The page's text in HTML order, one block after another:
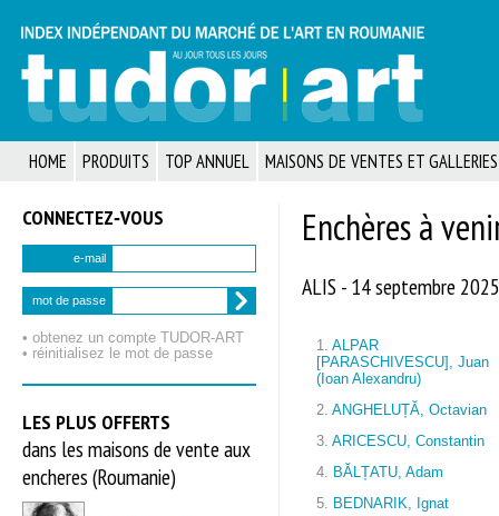
HOME PRODUITS TOP ANNUEL MAISONS DE VENTES ET GALLERIES
CONNECTEZ‑VOUS
e-mail
mot de passe
• obtenez un compte TUDOR‑ART
• réinitialisez le mot de passe
LES PLUS OFFERTS
dans les maisons de vente aux
encheres (Roumanie)
Enchères à
ALIS - 14 septembre 2025
1. ALPAR
[PARASCHIVESCU], Juan
(Ioan Alexandru)
2. ANGHELUȚĂ, Octavian
3. ARICESCU, Constantin
4. BĂLȚATU, Adam
5. BEDNARIK, Ignat